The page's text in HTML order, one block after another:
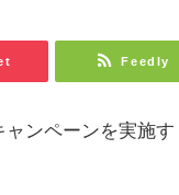
Feedly
ャンペーンを実施す